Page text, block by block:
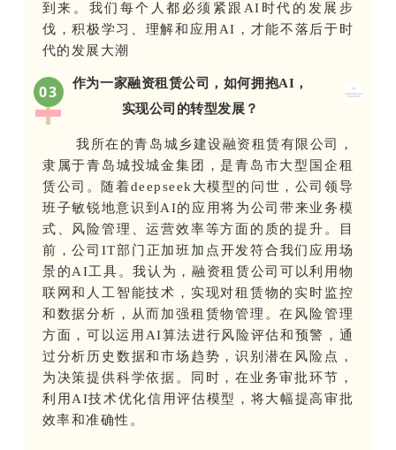
到来。我们每个人都必须紧跟AI时代的发展步
伐，积极学习、理解和应用AI，才能不落后于时
代的发展大潮
03 作为一家融资租赁公司，如何拥抱AI，
实现公司的转型发展？
我所在的青岛城乡建设融资租赁有限公司，
隶属于青岛城投城金集团，是青岛市大型国企租
赁公司。随着deepseek大模型的问世，公司领导
班子敏锐地意识到AI的应用将为公司带来业务模
式、风险管理、运营效率等方面的质的提升。目
前，公司IT部门正加班加点开发符合我们应用场
景的AI工具。我认为，融资租赁公司可以利用物
联网和人工智能技术，实现对租赁物的实时监控
和数据分析，从而加强租赁物管理。在风险管理
方面，可以运用AI算法进行风险评估和预警，通
过分析历史数据和市场趋势，识别潜在风险点，
为决策提供科学依据。同时，在业务审批环节，
利用AI技术优化信用评估模型，将大幅提高审批
效率和准确性。